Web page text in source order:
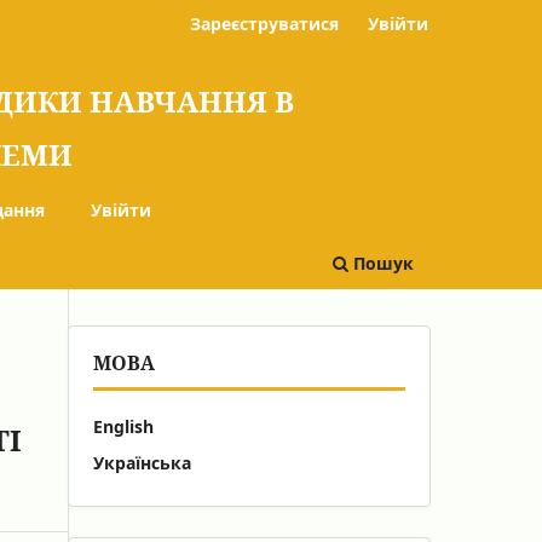
НАВЧАННЯ В
Увійти
Пошук
Зареєструватися Увійти
МОВА
English
Українська